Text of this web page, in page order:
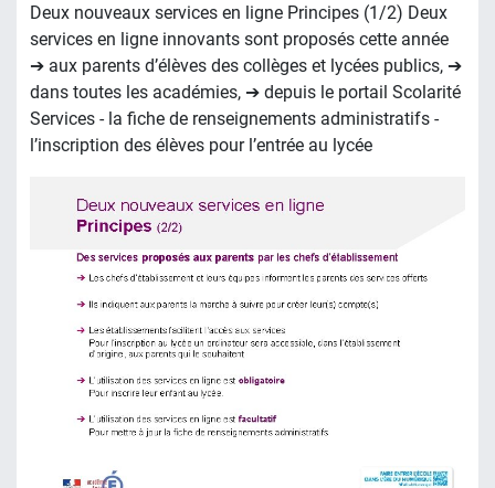
Deux nouveaux services en ligne Principes (1/2) Deux
services en ligne innovants sont proposés cette année
➔ aux parents d’élèves des collèges et lycées publics, ➔
dans toutes les académies, ➔ depuis le portail Scolarité
Services - la fiche de renseignements administratifs -
l’inscription des élèves pour l’entrée au lycée